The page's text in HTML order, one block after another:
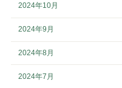
2024年10月
2024年9月
2024年8月
2024年7月